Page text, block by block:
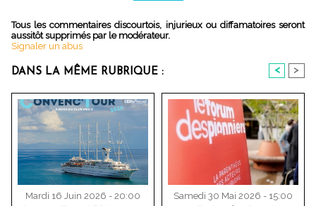
Tous les commentaires discourtois, injurieux ou diffamatoires seront
aussitôt supprimés par le modérateur.
Signaler un abus
DANS LA MÊME RUBRIQUE : < >
Mardi 16 Juin 2026 - 20:00
Samedi 30 Mai 2026 - 15:00